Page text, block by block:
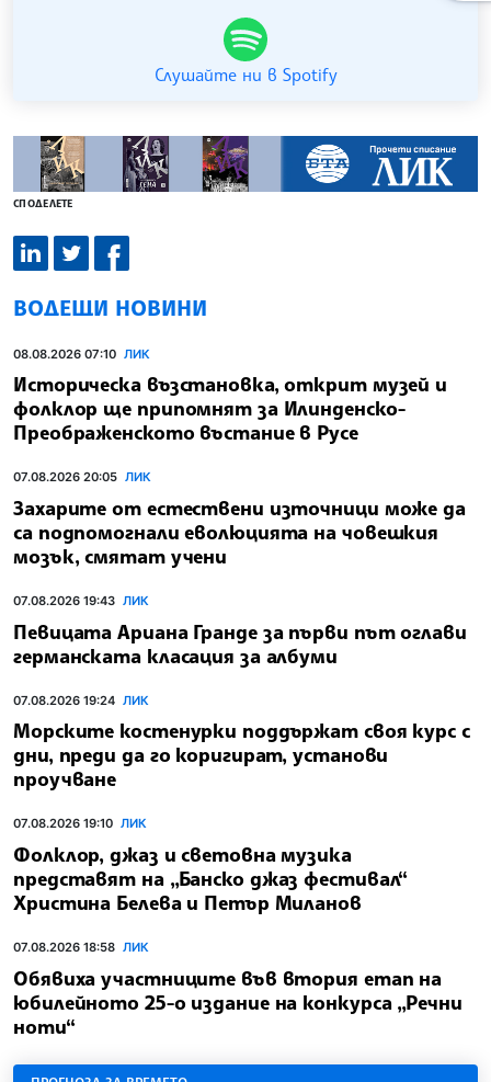
Слушайте ни в Spotify
СПОДЕЛЕТЕ
ВОДЕЩИ НОВИНИ
08.08.2026 07:10 ЛИК
Историческа възстановка, открит музей и
фолклор ще припомнят за Илинденско-
Преображенското въстание в Русе
07.08.2026 20:05 ЛИК
Захарите от естествени източници може да
са подпомогнали еволюцията на човешкия
мозък, смятат учени
07.08.2026 19:43 ЛИК
Певицата Ариана Гранде за първи път оглави
германската класация за албуми
07.08.2026 19:24 ЛИК
Морските костенурки поддържат своя курс с
дни, преди да го коригират, установи
проучване
07.08.2026 19:10 ЛИК
Фолклор, джаз и световна музика
представят на „Банско джаз фестивал“
Христина Белева и Петър Миланов
07.08.2026 18:58 ЛИК
Обявиха участниците във втория етап на
юбилейното 25-о издание на конкурса „Речни
ноти“